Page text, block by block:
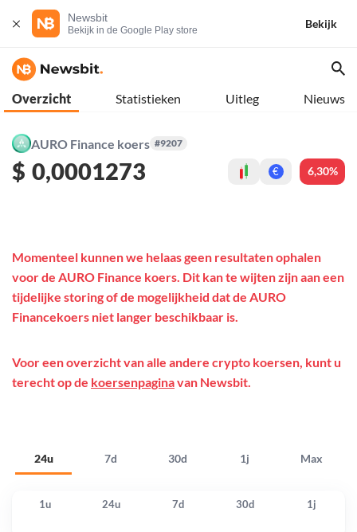
Newsbit
Bekijk in de Google Play store
Bekijk
Overzicht Statistieken Uitleg Nieuws
AURO Finance koers #9207
$ 0,0001273 € 6,30%
24u 7d 30d 1j Max
Momenteel kunnen we helaas geen resultaten ophalen
voor de AURO Finance koers. Dit kan te wijten zijn aan een
tijdelijke storing of de mogelijkheid dat de AURO
Financekoers niet langer beschikbaar is.
Voor een overzicht van alle andere crypto koersen, kunt u
terecht op de koersenpaginavan Newsbit.
1u 24u 7d 30d 1j